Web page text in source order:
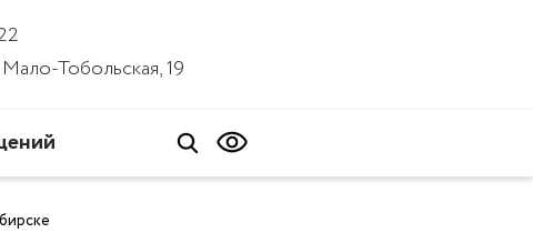
Мало-Тобольская, 19